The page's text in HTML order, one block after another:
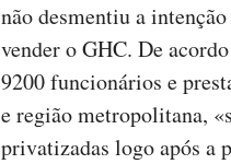
não desmentiu a
vender o GHC. De
9200 funcionários e
e região metropolitana,
privatizadas logo após a